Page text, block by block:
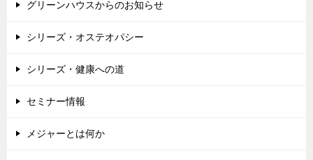
グリーンハウスからのお知らせ
シリーズ・オステオパシー
シリーズ・健康への道
セミナー情報
メジャーとは何か